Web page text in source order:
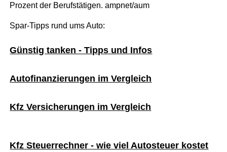
Prozent der Berufstätigen. ampnet/aum
Spar-Tipps rund ums Auto:
Günstig tanken - Tipps und Infos
Autofinanzierungen im Vergleich
Kfz Versicherungen im Vergleich
Kfz Steuerrechner - wie viel Autosteuer kostet